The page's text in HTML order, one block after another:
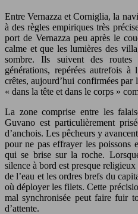
Entre Vernazza et Corniglia, la
à des règles empiriques très
port de Vernazza peu après le
calme et que les lumières des
sombre. Ils suivent des
générations, repérées autrefois à
crêtes, aujourd’hui confirmées par
« dans la tête et dans le corps »
La zone comprise entre les
Guvano est particulièrement
d’anchois. Les pêcheurs y
pour ne pas effrayer les poissons
qui se brise sur la roche.
silence à bord est presque
de l’eau et les ordres brefs du
où déployer les filets. Cette
mal synchronisée peut faire fuir
d’attente.